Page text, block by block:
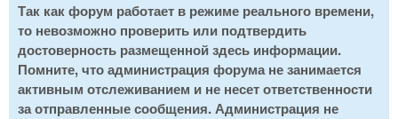
Так как форум работает в режиме реального времени,
то невозможно проверить или подтвердить
достоверность размещенной здесь информации.
Помните, что администрация форума не занимается
активным отслеживанием и не несет ответственности
за отправленные сообщения. Администрация не